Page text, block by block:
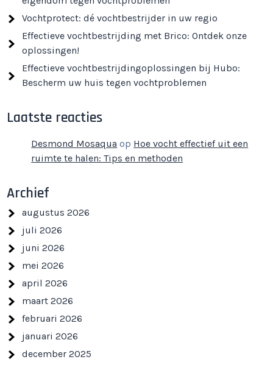
Vochtprotect: dé vochtbestrijder in uw regio
Effectieve vochtbestrijding met Brico: Ontdek onze
oplossingen!
Effectieve vochtbestrijdingoplossingen bij Hubo:
Bescherm uw huis tegen vochtproblemen
Laatste reacties
Desmond Mosaqua op Hoe vocht effectief uit een
ruimte te halen: Tips en methoden
Archief
augustus 2026
juli 2026
juni 2026
mei 2026
april 2026
maart 2026
februari 2026
januari 2026
december 2025